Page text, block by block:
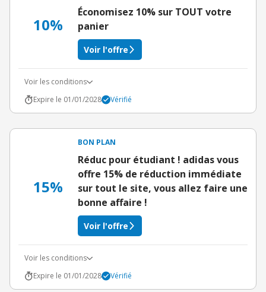
10%
Économisez 10% sur TOUT votre
panier
Voir l'offre
Voir les conditions
Expire le 01/01/2028
Vérifié
15%
BON PLAN
Réduc pour étudiant ! adidas vous
offre 15% de réduction immédiate
sur tout le site, vous allez faire une
bonne affaire !
Voir l'offre
Voir les conditions
Expire le 01/01/2028
Vérifié